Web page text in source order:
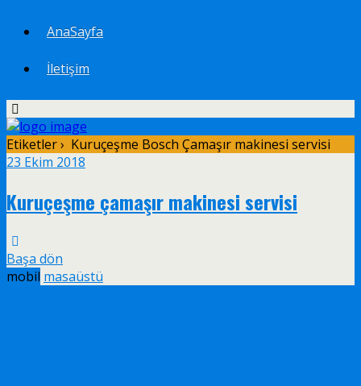
AnaSayfa
İletişim
Etiketler › Kuruçeşme Bosch Çamaşır makinesi servisi
23 Ekim 2018
Kuruçeşme çamaşır makinesi servisi
Başa dön
mobil masaüstü